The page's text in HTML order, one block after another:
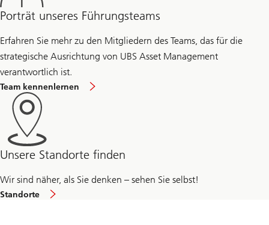
Porträt unseres Führungsteams
Erfahren Sie mehr zu den Mitgliedern des Teams, das für die
strategische Ausrichtung von UBS Asset Management
verantwortlich ist.
Team kennenlernen
Unsere Standorte finden
Wir sind näher, als Sie denken – sehen Sie selbst!
Standorte